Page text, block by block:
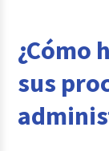
¿Cómo
sus